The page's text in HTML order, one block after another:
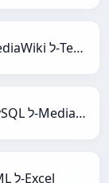
MediaWiki ל-Textile
MySQL ל-MediaWiki
XML ל-Excel